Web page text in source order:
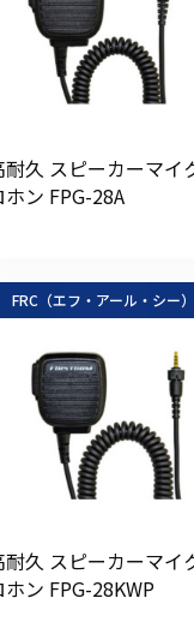
耐久 スピーカーマイ
ホン FPG-28A
FRC（エフ・アール・シー）
耐久 スピーカーマイ
ホン FPG-28KWP